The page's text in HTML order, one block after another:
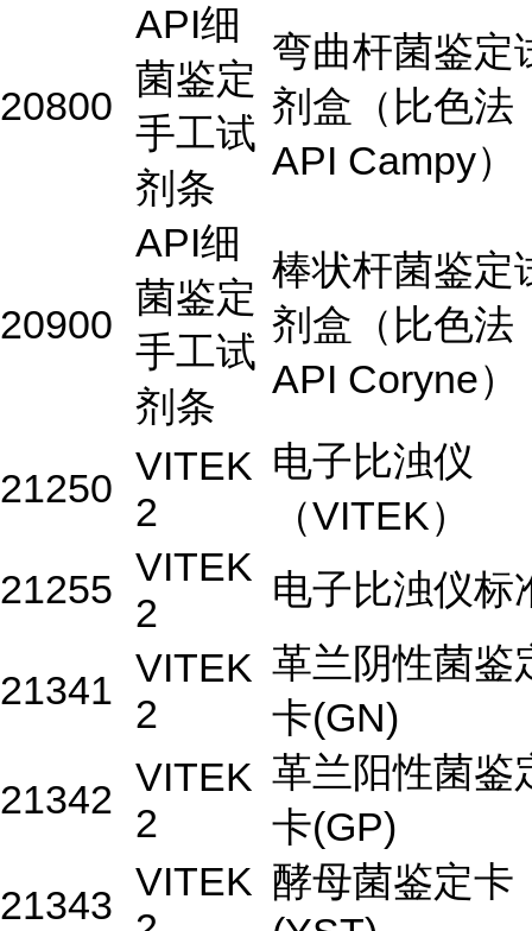
20800
API细
菌鉴定
手工试
剂条
弯曲杆菌鉴定
剂盒（比色法
API Campy）
20900
API细
菌鉴定
手工试
剂条
棒状杆菌鉴定
剂盒（比色法
API Coryne）
21250 VITEK
2
电子比浊仪
（VITEK）
21255 VITEK
2
电子比浊仪标
21341 VITEK
2
革兰阴性菌鉴
卡(GN)
21342 VITEK
2
革兰阳性菌鉴
卡(GP)
21343
VITEK 酵母菌鉴定卡